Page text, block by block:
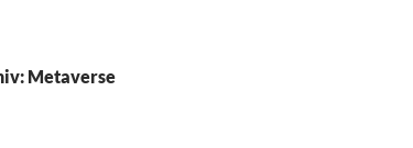
Metaverse